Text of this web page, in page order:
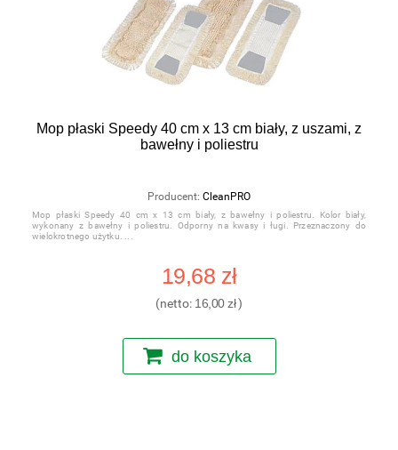
Mop płaski Speedy 40 cm x 13 cm biały, z uszami, z
bawełny i poliestru
Producent: CleanPRO
Mop płaski Speedy 40 cm x 13 cm biały, z bawełny i poliestru. Kolor biały,
wykonany z bawełny i poliestru. Odporny na kwasy i ługi. Przeznaczony do
wielokrotnego użytku.
19,68 zł
(netto: 16,00 zł)
do koszyka